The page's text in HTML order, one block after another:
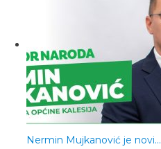
Nermin Mujkanović je novi…